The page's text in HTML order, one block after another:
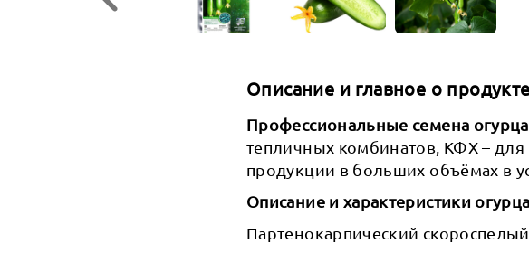
Описание и главное о
Профессиональные семена
тепличных комбинатов, КФХ –
продукции в больших объёмах в
Описание и характеристики
Партенокарпический